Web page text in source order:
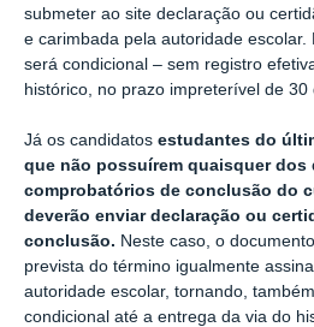
submeter ao site declaração ou
e carimbada pela autoridade escolar.
será condicional – sem registro
histórico, no prazo impreterível de 30
Já os candidatos estudantes do
que não possuírem quaisquer dos
comprobatórios de conclusão do
deverão enviar declaração ou
conclusão. Neste caso, o documento
prevista do término igualmente
autoridade escolar, tornando,
condicional até a entrega da via do